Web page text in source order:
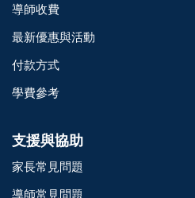
導師收費
最新優惠與活動
付款方式
學費參考
支援與協助
家長常見問題
導師常見問題